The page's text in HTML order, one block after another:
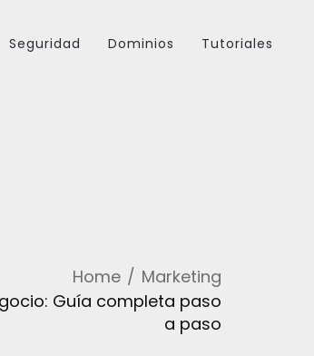
Seguridad Dominios Tutoriales
Home
Marketing
Guía completa paso
a paso